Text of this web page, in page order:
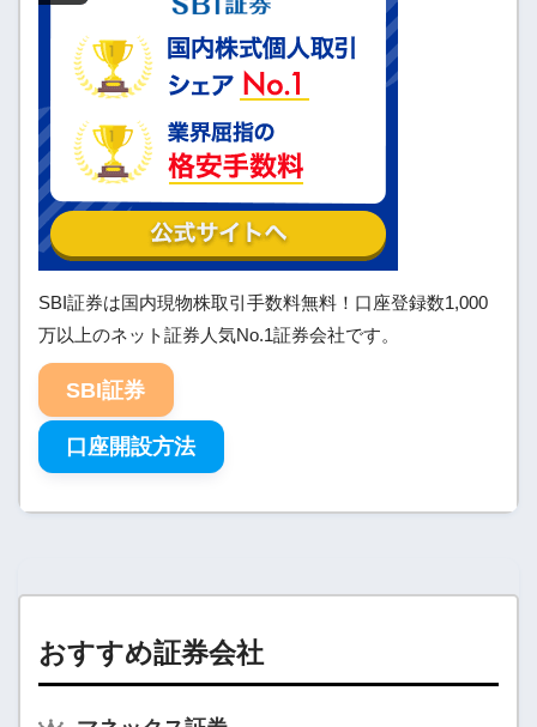
SBI証券は国内現物株取引手数料無料！口座登録数1,000
万以上のネット証券人気No.1証券会社です。
SBI証券
口座開設方法
おすすめ証券会社